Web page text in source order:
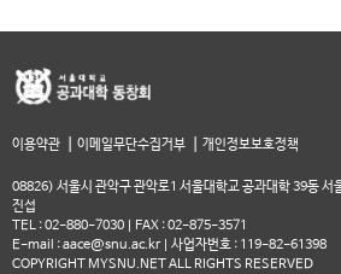
이용약관 이메일무단수집거부 개인정보보호정책
08826) 서울시 관악구 관악로1 서울대학교 공과대학 39동 서
진섭
TEL : 02-880-7030 | FAX : 02-875-3571
E-mail : aace@snu.ac.kr | 사업자번호 : 119-82-61398
COPYRIGHT MYSNU.NET ALL RIGHTS RESERVED